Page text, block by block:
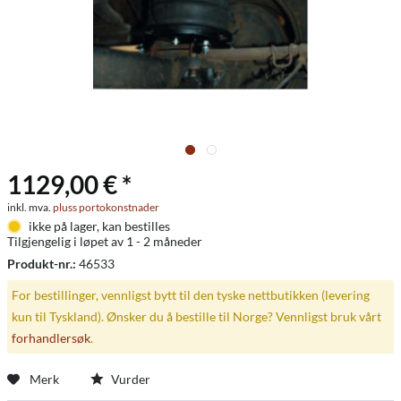
1129,00 € *
inkl. mva. pluss portokonstnader
ikke på lager, kan bestilles
Tilgjengelig i løpet av 1 - 2 måneder
Produkt-nr.: 46533
For bestillinger, vennligst bytt til den tyske nettbutikken (levering
kun til Tyskland). Ønsker du å bestille til Norge? Vennligst bruk vårt
forhandlersøk.
Merk Vurder